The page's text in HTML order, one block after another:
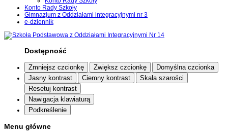
Konto Rady Szkoły
Gimnazjum z Oddziałami integracyjnymi nr 3
e-dziennik
Dostępność
Zmniejsz czcionkę Zwiększ czcionkę
Domyślna czcionka
Jasny kontrast
Ciemny kontrast
Skala szarości
Resetuj kontrast
Nawigacja klawiaturą
Podkreślenie
Menu główne